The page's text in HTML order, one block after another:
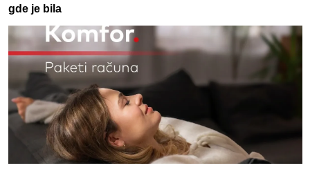
gde je bila